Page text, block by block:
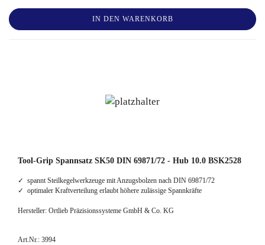
IN DEN WARENKORB
Tool-Grip Spannsatz SK50 DIN 69871/72 - Hub 10.0 BSK2528
✓ spannt Steilkegelwerkzeuge mit Anzugsbolzen nach DIN 69871/72
✓ optimaler Kraftverteilung erlaubt höhere zulässige Spannkräfte
Hersteller: Ortlieb Präzisionssysteme GmbH & Co. KG
Art.Nr.: 3994